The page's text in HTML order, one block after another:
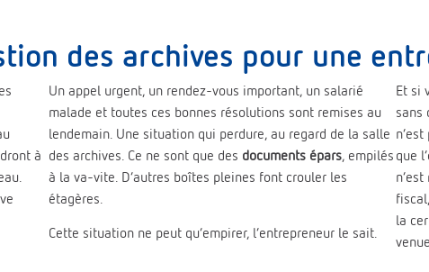
des archives pour une
à
Un appel urgent, un rendez-vous important, un salarié
malade et toutes ces bonnes résolutions sont remises au
lendemain. Une situation qui perdure, au regard de la salle
des archives. Ce ne sont que des documents épars, empilés
à la va-vite. D’autres boîtes pleines font crouler les
étagères.
Cette situation ne peut qu’empirer, l’entrepreneur le sait.
Et si
sans
que
la